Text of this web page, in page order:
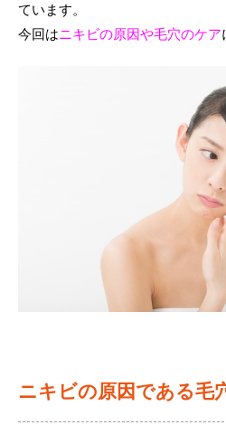
雀卵斑（そばか
ニキビ痕
メディカルコス
美肌治療・ケ
ニキビ痕治
院長日記
ています。
今回はニキビの原因や毛穴のケア
ニキビの原因である毛